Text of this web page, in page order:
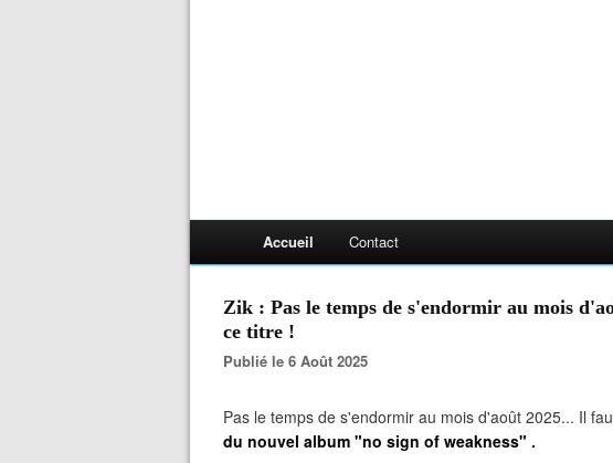
Accueil Contact
Zik : Pas le temps de s'endormir au mois
ce titre !
Publié le 6 Août 2025
Pas le temps de s'endormir au mois d'août 2025... Il
du nouvel album "no sign of weakness" .